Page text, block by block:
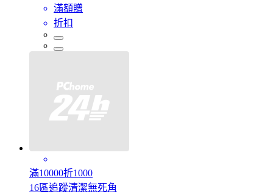
滿額贈
折扣
滿10000折1000
16區追蹤清潔無死角